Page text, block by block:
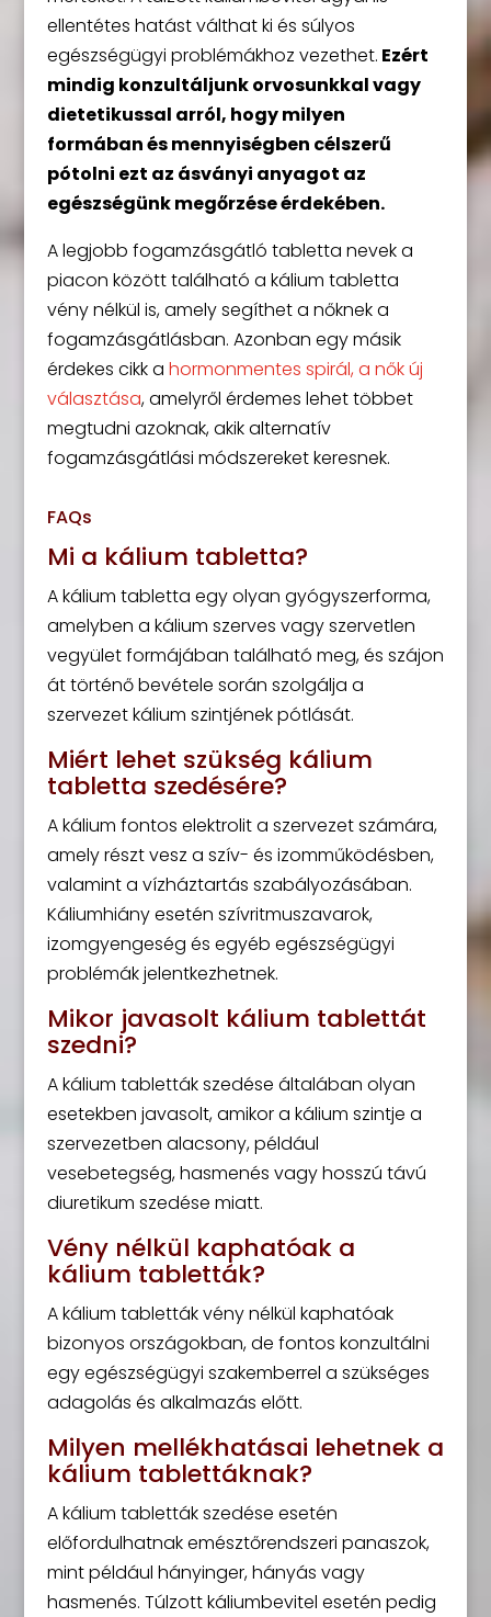
ellentétes hatást válthat ki és súlyos
egészségügyi problémákhoz vezethet. Ezért
mindig konzultáljunk orvosunkkal vagy
dietetikussal arról, hogy milyen
formában és mennyiségben célszerű
pótolni ezt az ásványi anyagot az
egészségünk megőrzése érdekében.
A legjobb fogamzásgátló tabletta nevek a
piacon között található a kálium tabletta
vény nélkül is, amely segíthet a nőknek a
fogamzásgátlásban. Azonban egy másik
érdekes cikk a hormonmentes spirál, a nők új
választása, amelyről érdemes lehet többet
megtudni azoknak, akik alternatív
fogamzásgátlási módszereket keresnek.
FAQs
Mi a kálium tabletta?
A kálium tabletta egy olyan gyógyszerforma,
amelyben a kálium szerves vagy szervetlen
vegyület formájában található meg, és szájon
át történő bevétele során szolgálja a
szervezet kálium szintjének pótlását.
Miért lehet szükség kálium
tabletta szedésére?
A kálium fontos elektrolit a szervezet számára,
amely részt vesz a szív- és izomműködésben,
valamint a vízháztartás szabályozásában.
Káliumhiány esetén szívritmuszavarok,
izomgyengeség és egyéb egészségügyi
problémák jelentkezhetnek.
Mikor javasolt kálium tablettát
szedni?
A kálium tabletták szedése általában olyan
esetekben javasolt, amikor a kálium szintje a
szervezetben alacsony, például
vesebetegség, hasmenés vagy hosszú távú
diuretikum szedése miatt.
Vény nélkül kaphatóak a
kálium tabletták?
A kálium tabletták vény nélkül kaphatóak
bizonyos országokban, de fontos konzultálni
egy egészségügyi szakemberrel a szükséges
adagolás és alkalmazás előtt.
Milyen mellékhatásai lehetnek a
kálium tablettáknak?
A kálium tabletták szedése esetén
előfordulhatnak emésztőrendszeri panaszok,
mint például hányinger, hányás vagy
hasmenés. Túlzott káliumbevitel esetén pedig